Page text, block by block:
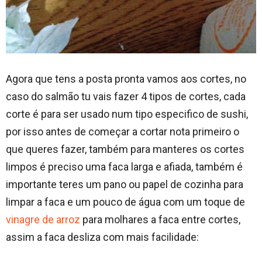
Agora que tens a posta pronta vamos aos cortes, no
caso do salmão tu vais fazer 4 tipos de cortes, cada
corte é para ser usado num tipo especifico de sushi,
por isso antes de começar a cortar nota primeiro o
que queres fazer, também para manteres os cortes
limpos é preciso uma faca larga e afiada, também é
importante teres um pano ou papel de cozinha para
limpar a faca e um pouco de água com um toque de
vinagre de arroz para molhares a faca entre cortes,
assim a faca desliza com mais facilidade: